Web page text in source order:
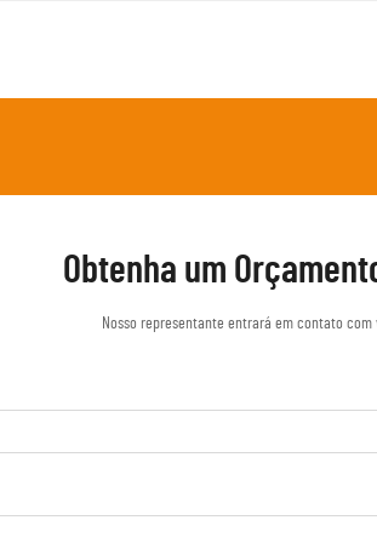
Obtenha um
Nosso representante entrará em contato com